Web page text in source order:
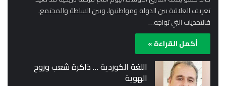
تعريف العلاقة بين الدولة ومواطنيها، وبين السلطة والمجتمع.
فالتحديات التي تواجه…
أكمل القراءة »
اللغة الكوردية … ذاكرة شعب وروح
الهوية